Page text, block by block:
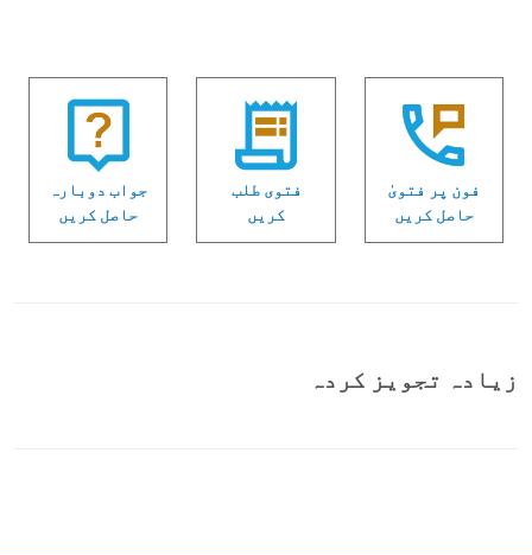
فون پر فتویٰ
حاصل کریں
فتوی طلب
کریں
جواب دوبارہ
حاصل کریں
زیادہ تجویز کردہ